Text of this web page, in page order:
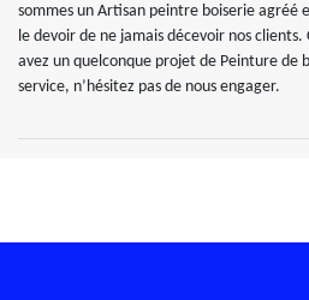
sommes un Artisan peintre boiserie agréé
le devoir de ne jamais décevoir nos clients.
avez un quelconque projet de Peinture de
service, n’hésitez pas de nous engager.